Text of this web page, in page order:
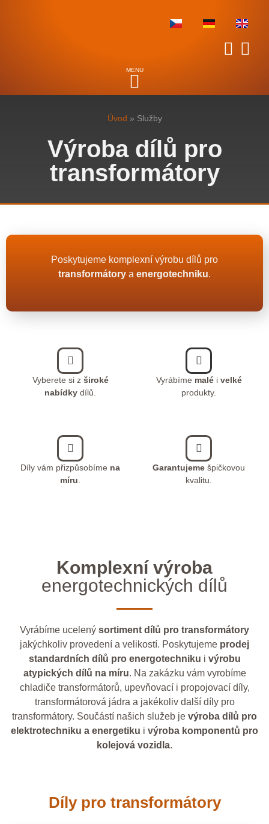
Úvod » Služby
Výroba dílů pro
transformátory
Poskytujeme komplexní výrobu dílů pro
transformátory a energotechniku.
Vyberete si z široké
nabídky dílů.
Vyrábíme maléi velké
produkty.
Díly vám přizpůsobíme na
míru
Garantujeme špičkovou
kvalitu.
Komplexní výroba
energotechnických dílů
Vyrábíme ucelený sortiment dílů pro transformátory
jakýchkoliv provedení a velikostí. Poskytujeme prodej
standardních dílů pro energotechniku i výrobu
atypických dílů na míru. Na zakázku vám vyrobíme
chladiče transformátorů, upevňovací i propojovací díly,
transformátorová jádra a jakékoliv další díly pro
transformátory. Součástí našich služeb je výroba dílů pro
elektrotechniku a energetiku i výroba komponentů pro
kolejová vozidla.
Díly pro transformátory